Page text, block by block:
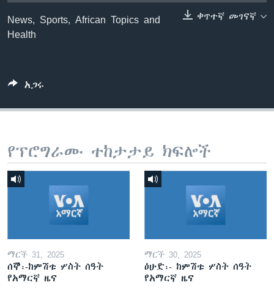
ቀጥተኛ መገናኛ
News, Sports, African Topics and
Health
አጋሩ
የፕሮግራሙ ተከታታይ ክፍሎች
ማርች 31, 2025
ሰኞ፡-ከምሽቱ ሦስት ሰዓት
የአማርኛ ዜና
ማርች 30, 2025
ዕሁድ፡- ከምሽቱ ሦስት ሰዓት
የአማርኛ ዜና